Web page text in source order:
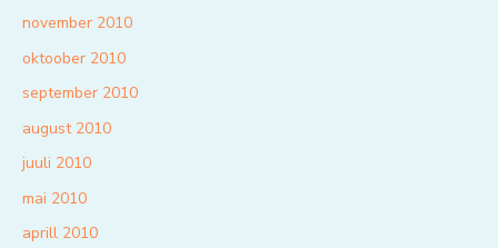
november 2010
oktoober 2010
september 2010
august 2010
juuli 2010
mai 2010
aprill 2010